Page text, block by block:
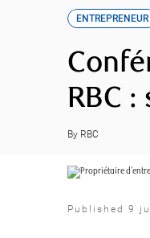
ENTREPRENEUR
RBC
By RBC
Published 9